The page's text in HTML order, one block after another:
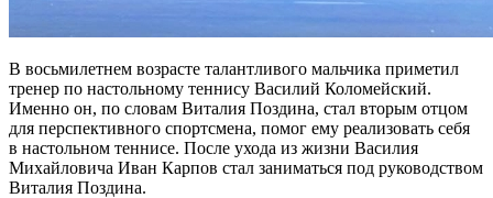
В восьмилетнем возрасте талантливого мальчика приметил
тренер по настольному теннису Василий Коломейский.
Именно он, по словам Виталия Поздина, стал вторым отцом
для перспективного спортсмена, помог ему реализовать себя
в настольном теннисе. После ухода из жизни Василия
Михайловича Иван Карпов стал заниматься под руководством
Виталия Поздина.